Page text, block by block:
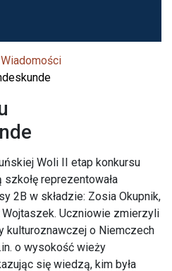
Woli II etap konkursu
szkołę reprezentowała
2B w składzie: Zosia Okupnik,
Wojtaszek. Uczniowie zmierzyli
kulturoznawczej o Niemczech
o wysokość wieży
się wiedzą, kim była